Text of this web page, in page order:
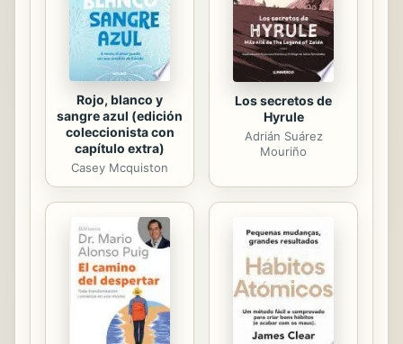
princesa Anika. Cuando la princesa le
pide ayuda para escapar,...
Rojo, blanco y
sangre azul (edición
coleccionista con
capítulo extra)
Casey Mcquiston
Los secretos de
Hyrule
Adrián Suárez
Mouriño